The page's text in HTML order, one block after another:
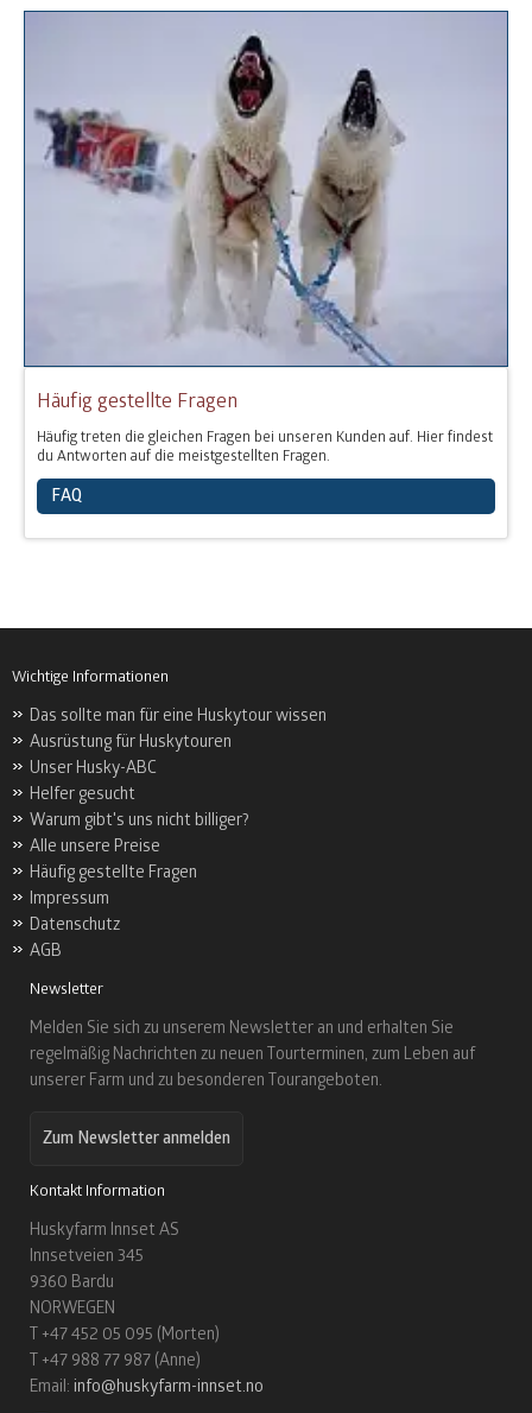
Häufig gestellte Fragen
Häufig treten die gleichen Fragen bei unseren Kunden auf. Hier findest
du Antworten auf die meistgestellten Fragen.
FAQ
Wichtige Informationen
Das sollte man für eine Huskytour wissen
Ausrüstung für Huskytouren
Unser Husky-ABC
Helfer gesucht
Warum gibt's uns nicht billiger?
Alle unsere Preise
Häufig gestellte Fragen
Impressum
Datenschutz
AGB
Newsletter
Melden Sie sich zu unserem Newsletter an und erhalten Sie
regelmäßig Nachrichten zu neuen Tourterminen, zum Leben auf
unserer Farm und zu besonderen Tourangeboten.
Zum Newsletter anmelden
Kontakt Information
Huskyfarm Innset AS
Innsetveien 345
9360 Bardu
NORWEGEN
T +47 452 05 095 (Morten)
T +47 988 77 987 (Anne)
Email: info@huskyfarm-innset.no